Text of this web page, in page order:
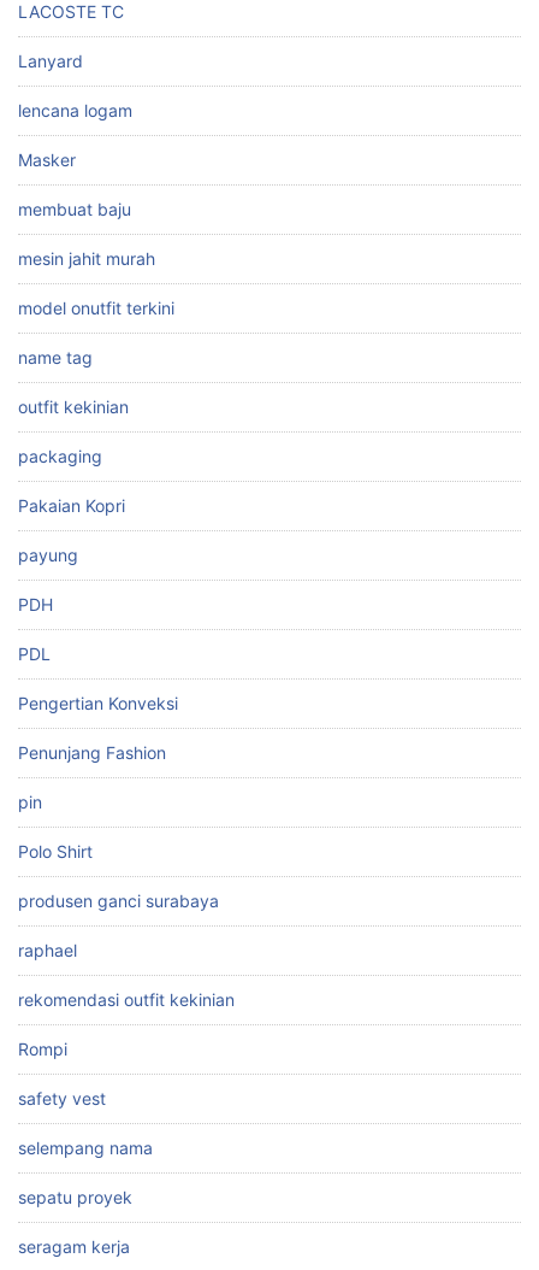
LACOSTE TC
Lanyard
lencana logam
Masker
membuat baju
mesin jahit murah
model onutfit terkini
name tag
outfit kekinian
packaging
Pakaian Kopri
payung
PDH
PDL
Pengertian Konveksi
Penunjang Fashion
pin
Polo Shirt
produsen ganci surabaya
raphael
rekomendasi outfit kekinian
Rompi
safety vest
selempang nama
sepatu proyek
seragam kerja